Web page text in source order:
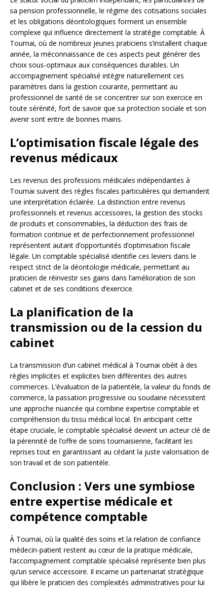
sa pension professionnelle, le régime des cotisations sociales
et les obligations déontologiques forment un ensemble
complexe qui influence directement la stratégie comptable. À
Tournai, où de nombreux jeunes praticiens s’installent chaque
année, la méconnaissance de ces aspects peut générer des
choix sous-optimaux aux conséquences durables. Un
accompagnement spécialisé intègre naturellement ces
paramètres dans la gestion courante, permettant au
professionnel de santé de se concentrer sur son exercice en
toute sérénité, fort de savoir que sa protection sociale et son
avenir sont entre de bonnes mains.
L’optimisation fiscale légale des
revenus médicaux
Les revenus des professions médicales indépendantes à
Tournai suivent des règles fiscales particulières qui demandent
une interprétation éclairée. La distinction entre revenus
professionnels et revenus accessoires, la gestion des stocks
de produits et consommables, la déduction des frais de
formation continue et de perfectionnement professionnel
représentent autant d’opportunités d’optimisation fiscale
légale. Un comptable spécialisé identifie ces leviers dans le
respect strict de la déontologie médicale, permettant au
praticien de réinvestir ses gains dans l’amélioration de son
cabinet et de ses conditions d’exercice.
La planification de la
transmission ou de la cession du
cabinet
La transmission d’un cabinet médical à Tournai obéit à des
règles implicites et explicites bien différentes des autres
commerces. L’évaluation de la patientèle, la valeur du fonds de
commerce, la passation progressive ou soudaine nécessitent
une approche nuancée qui combine expertise comptable et
compréhension du tissu médical local. En anticipant cette
étape cruciale, le comptable spécialisé devient un acteur clé de
la pérennité de l’offre de soins tournaisienne, facilitant les
reprises tout en garantissant au cédant la juste valorisation de
son travail et de son patientèle.
Conclusion : Vers une symbiose
entre expertise médicale et
compétence comptable
À Tournai, où la qualité des soins et la relation de confiance
médecin-patient restent au cœur de la pratique médicale,
l’accompagnement comptable spécialisé représente bien plus
qu’un service accessoire. Il incarne un partenariat stratégique
qui libère le praticien des complexités administratives pour lui